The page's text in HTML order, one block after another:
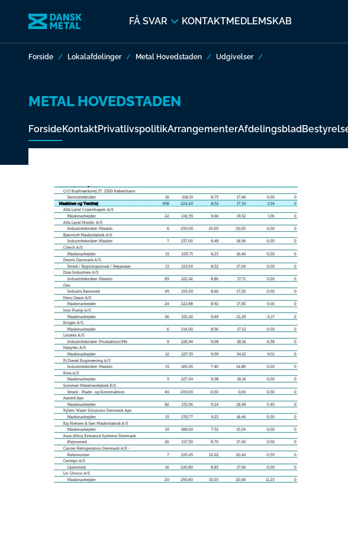
FÅ SVAR KONTAKTMEDLEMSKAB
Forside Lokalafdelinger Metal Hovedstaden Udgivelser
METAL HOVEDSTADEN
ForsideKontaktPrivatlivspolitikArrangementerAfdelingsblad